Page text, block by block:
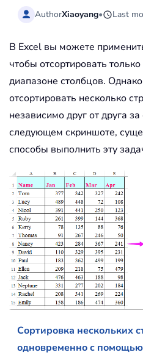
AuthorXiaoyang• Last
В Excel вы можете
чтобы отсортировать
диапазоне столбцов.
отсортировать несколько
независимо друг от друга
следующем скриншоте,
способы выполнить эту
Сортировка нескольких
одновременно с